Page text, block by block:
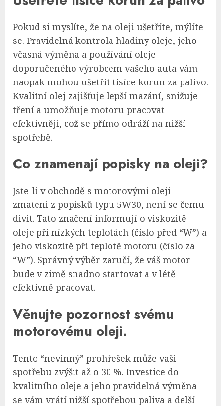
Pokud si myslíte, že na oleji ušetříte, mýlíte
se. Pravidelná kontrola hladiny oleje, jeho
včasná výměna a používání oleje
doporučeného výrobcem vašeho auta vám
naopak mohou ušetřit tisíce korun za palivo.
Kvalitní olej zajišťuje lepší mazání, snižuje
tření a umožňuje motoru pracovat
efektivněji, což se přímo odráží na nižší
spotřebě.
Co znamenají popisky na oleji?
Jste-li v obchodě s motorovými oleji
zmateni z popisků typu 5W30, není se čemu
divit. Tato značení informují o viskozitě
oleje při nízkých teplotách (číslo před “W”) a
jeho viskozitě při teplotě motoru (číslo za
“W”). Správný výběr zaručí, že váš motor
bude v zimě snadno startovat a v létě
efektivně pracovat.
Věnujte pozornost svému
motorovému oleji.
Tento “nevinný” prohřešek může vaši
spotřebu zvýšit až o 30 %. Investice do
kvalitního oleje a jeho pravidelná výměna
se vám vrátí nižší spotřebou paliva a delší